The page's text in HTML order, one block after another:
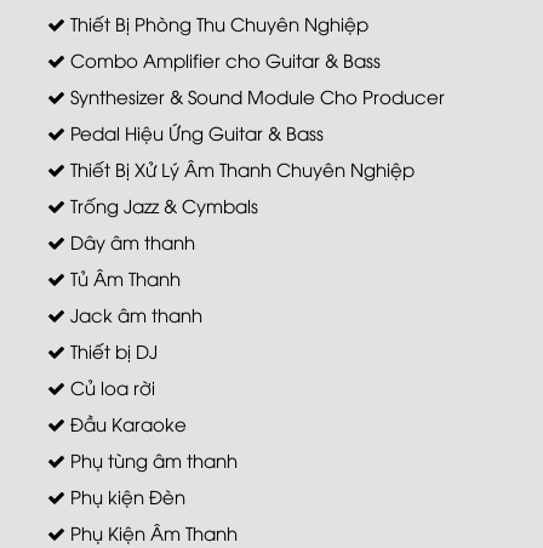
Thiết Bị Phòng Thu Chuyên Nghiệp
Combo Amplifier cho Guitar & Bass
Synthesizer & Sound Module Cho Producer
Pedal Hiệu Ứng Guitar & Bass
Thiết Bị Xử Lý Âm Thanh Chuyên Nghiệp
Trống Jazz & Cymbals
Dây âm thanh
Tủ Âm Thanh
Jack âm thanh
Thiết bị DJ
Củ loa rời
Đầu Karaoke
Phụ tùng âm thanh
Phụ kiện Đèn
Phụ Kiện Âm Thanh